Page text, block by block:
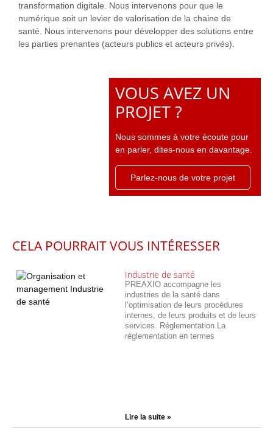
transformation digitale. Nous intervenons pour que le
numérique soit un levier de valorisation de la chaine de
santé. Nous intervenons pour développer des solutions entre
les parties prenantes (acteurs publics et acteurs privés).
VOUS AVEZ UN
PROJET ?
Nous sommes à votre écoute pour
en parler, dites-nous en davantage.
Parlez-nous de votre projet
CELA POURRAIT VOUS INTÉRESSER
Industrie de santé
PREAXIO accompagne les
industries de la santé dans
l’optimisation de leurs procédures
internes, de leurs produits et de leurs
services. Réglementation La
réglementation en termes
Lire la suite »